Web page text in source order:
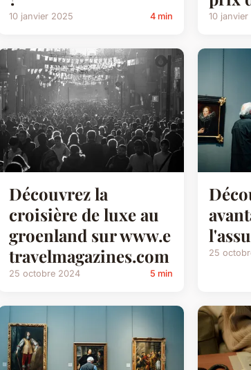
10 janvier 2025 4 min 10
Découvrez la
croisière de luxe au
groenland sur www.e
travelmagazines.com
25 octobre 2024 5 min
25